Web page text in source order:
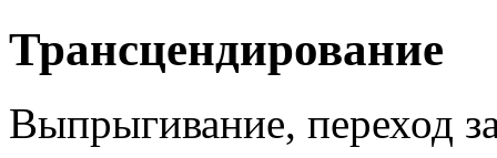
Трансцендирование
Выпрыгивание, переход